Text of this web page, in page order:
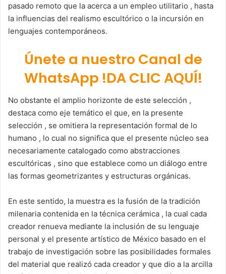
pasado remoto que la acerca a un empleo utilitario , hasta
la influencias del realismo escultórico o la incursión en
lenguajes contemporáneos.
Únete a nuestro Canal de
WhatsApp !DA CLIC AQUÍ!
No obstante el amplio horizonte de este selección ,
destaca como eje temático el que, en la presente
selección , se omitiera la representación formal de lo
humano , lo cual no significa que el presente núcleo sea
necesariamente catalogado como abstracciones
escultóricas , sino que establece como un diálogo entre
las formas geometrizantes y estructuras orgánicas.
En este sentido, la muestra es la fusión de la tradición
milenaria contenida en la técnica cerámica , la cual cada
creador renueva mediante la inclusión de su lenguaje
personal y el presente artístico de México basado en el
trabajo de investigación sobre las posibilidades formales
del material que realizó cada creador y que dio a la arcilla